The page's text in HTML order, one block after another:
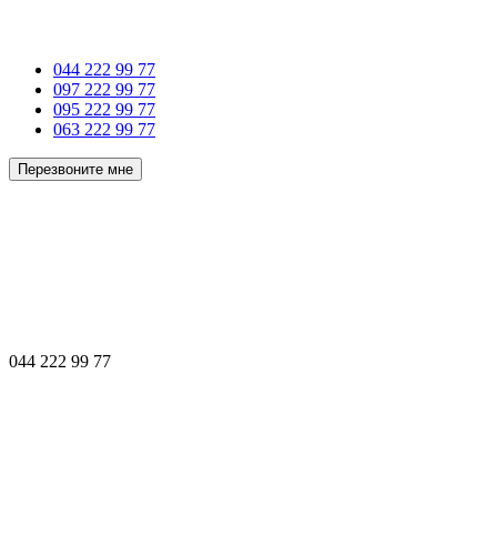
044 222 99 77
097 222 99 77
095 222 99 77
063 222 99 77
Перезвоните мне
044 222 99 77